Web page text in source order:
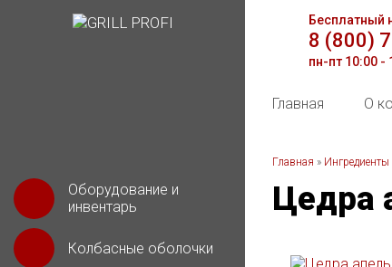
Оборудование и
инвентарь
Колбасные оболочки
Бесплатный
8 (800)
пн-пт 10:00 -
Главная О
Главная » Ингредиенты
Цедра